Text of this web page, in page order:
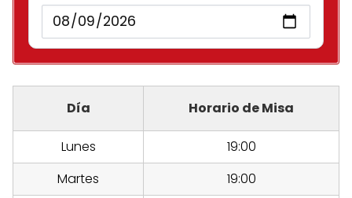
Día Horario de Misa
Lunes
19:00
Martes
19:00